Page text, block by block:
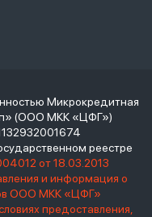
Микрокредитная
(ООО МКК «ЦФГ»)
реестре
от 18.03.2013
и информация о
ООО МКК «ЦФГ»
предоставления,